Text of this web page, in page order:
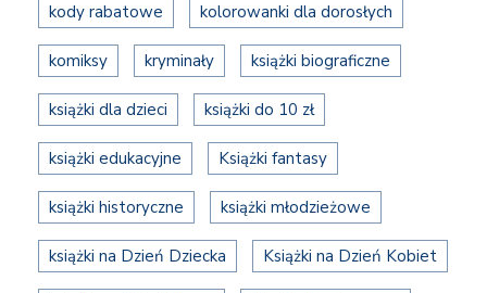
kody rabatowe kolorowanki dla dorosłych
komiksy kryminały książki biograficzne
książki dla dzieci książki do 10 zł
książki edukacyjne Książki fantasy
książki historyczne książki młodzieżowe
książki na Dzień Dziecka Książki na Dzień Kobiet